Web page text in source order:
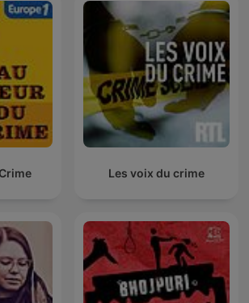
Les voix du crime